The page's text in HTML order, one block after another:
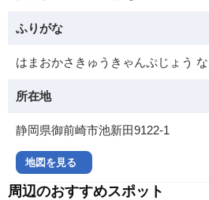
ふりがな
はまおかさきゅうきゃんぷじょう
所在地
静岡県御前崎市池新田9122-1
地図を見る
周辺のおすすめスポット